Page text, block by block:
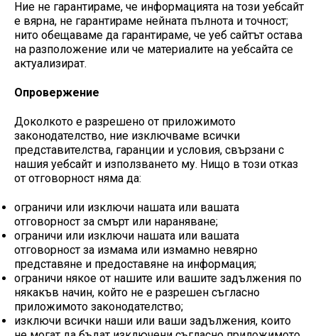
Ние не гарантираме, че информацията на този уебсайт
е вярна, не гарантираме нейната пълнота и точност;
нито обещаваме да гарантираме, че уеб сайтът остава
на разположение или че материалите на уебсайта се
актуализират.
Опровержение
Доколкото е разрешено от приложимото
законодателство, ние изключваме всички
представителства, гаранции и условия, свързани с
нашия уебсайт и използването му. Нищо в този отказ
от отговорност няма да:
ограничи или изключи нашата или вашата
отговорност за смърт или нараняване;
ограничи или изключи нашата или вашата
отговорност за измама или измамно невярно
представяне и предоставяне на информация;
ограничи някое от нашите или вашите задължения по
някакъв начин, който не е разрешен съгласно
приложимото законодателство;
изключи всички наши или ваши задължения, които